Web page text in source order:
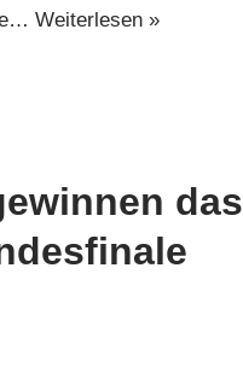
Weiterlesen »
das